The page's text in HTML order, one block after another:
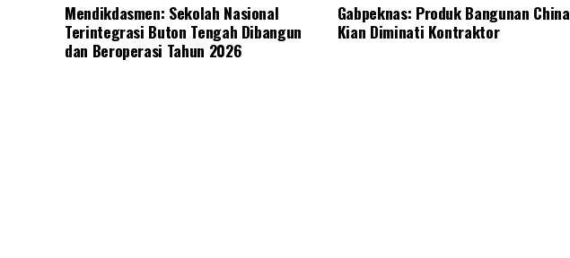
Mendikdasmen: Sekolah Nasional
Terintegrasi Buton Tengah Dibangun
dan Beroperasi Tahun 2026
Gabpeknas: Produk Bangunan China
Kian Diminati Kontraktor